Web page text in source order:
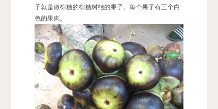
子就是做棕糖的棕糖树结的果子。每个果子有三个白
色的果肉。